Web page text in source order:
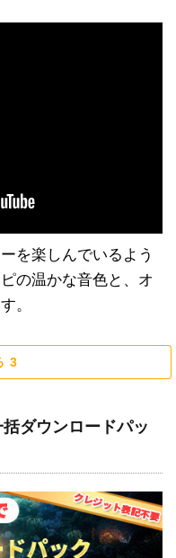
を楽しんでいるよう
の温かな音色と、オ
。
3
ダウンロードパッ